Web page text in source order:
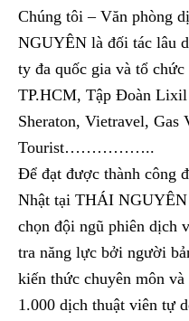
Chúng tôi – Văn phòng
NGUYÊN là đối tác lâu
ty đa quốc gia và tổ
TP.HCM, Tập Đoàn Lixil
Sheraton, Vietravel, Gas
Tourist……………..
Để đạt được thành công
Nhật tại THÁI NGUYÊN
chọn đội ngũ phiên dịch
tra năng lực bởi người
kiến thức chuyên môn
1.000 dịch thuật viên tự